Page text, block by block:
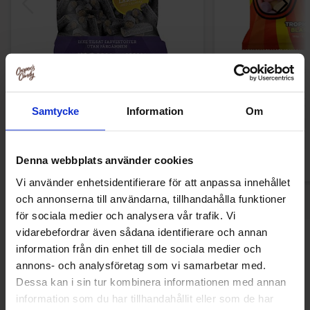
Samtycke Information Om
Denna webbplats använder cookies
Vi använder enhetsidentifierare för att anpassa innehållet
och annonserna till användarna, tillhandahålla funktioner
för sociala medier och analysera vår trafik. Vi
vidarebefordrar även sådana identifierare och annan
information från din enhet till de sociala medier och
annons- och analysföretag som vi samarbetar med.
Dessa kan i sin tur kombinera informationen med annan
information som du har tillhandahållit eller som de har
Køb
Shades By Niko
Andre kunne lide